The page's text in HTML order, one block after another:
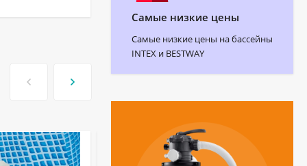
Самые низкие цены
Самые низкие цены на бассейны
INTEX и BESTWAY